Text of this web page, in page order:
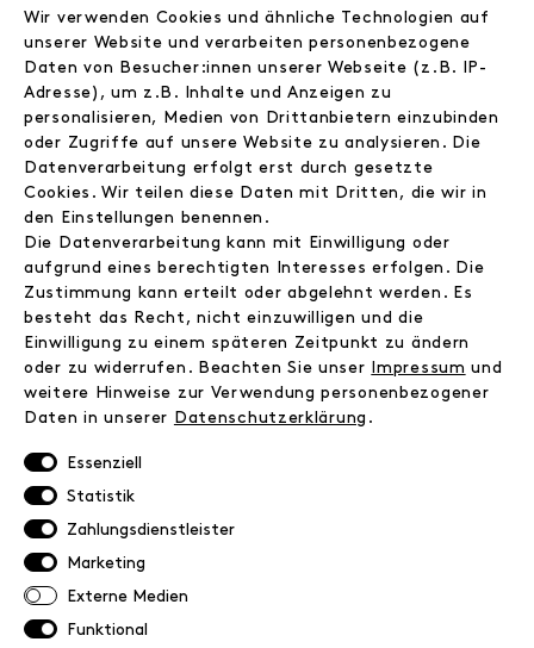
Store
Journal
Wir
Jobs
Instagram
Facebook
Kontakt
FAQ
Zahlungsinformationen
Versand
Retoure
Datenschutz
AGB
Impressum
NEWSLETTER
Wir verwenden Cookies und ähnliche Technologien auf
unserer Website und verarbeiten personenbezogene
Daten von Besucher:innen unserer Webseite (z.B. IP-
Adresse), um z.B. Inhalte und Anzeigen zu
personalisieren, Medien von Drittanbietern einzubinden
oder Zugriffe auf unsere Website zu analysieren. Die
Datenverarbeitung erfolgt erst durch gesetzte
Cookies. Wir teilen diese Daten mit Dritten, die wir in
den Einstellungen benennen.
Die Datenverarbeitung kann mit Einwilligung oder
aufgrund eines berechtigten Interesses erfolgen. Die
Zustimmung kann erteilt oder abgelehnt werden. Es
besteht das Recht, nicht einzuwilligen und die
Einwilligung zu einem späteren Zeitpunkt zu ändern
oder zu widerrufen. Beachten Sie unser
Impressum und
weitere Hinweise zur Verwendung personenbezogener
Daten in unserer
Daten­schutz­erklärung .
Essenziell
Statistik
Zahlungsdienstleister
Marketing
Externe Medien
Funktional